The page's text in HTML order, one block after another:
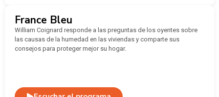
France Bleu
William Coignard responde a las preguntas de los oyentes sobre
las causas de la humedad en las viviendas y comparte sus
consejos para proteger mejor su hogar.